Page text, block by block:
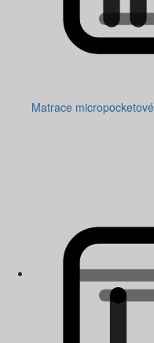
Matrace micropocketové